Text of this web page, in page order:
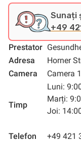
Sunați
+49
Prestator
Adresa
Horner
Camera
Camera
Timp
Luni:
Marți:
Joi:
Telefon
+49 421